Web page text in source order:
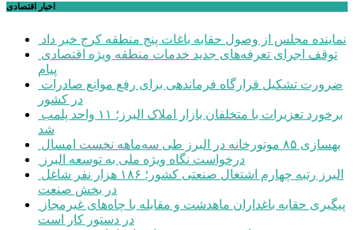
اخبار اقتصادی
نماینده مجلس از وصول حقابه باغات پنج منطقه کرج خبر داد
پیام
در کشور
شد
بهسازی ۸۵ موتورخانه در البرز طی سه‌ماهه نخست امسال
درخواست نگاه ویژه ملی به توسعه البرز
در بخش صنعت
در دستور کار است